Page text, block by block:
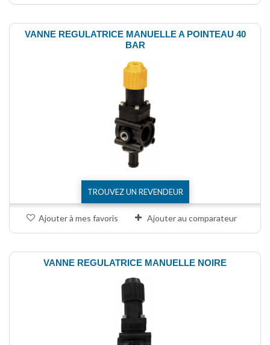
VANNE REGULATRICE MANUELLE A POINTEAU 40
BAR
TROUVEZ UN REVENDEUR
Ajouter à mes favoris Ajouter au comparateur
VANNE REGULATRICE MANUELLE NOIRE